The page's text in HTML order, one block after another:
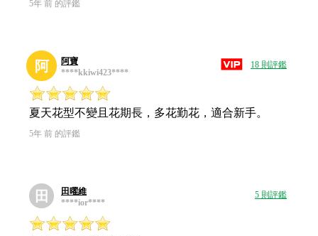
5年 前 的評鑑
阿
阿寶
****kkiwi423****
18 則評鑑
夏天花型不變且花期長，多花勤花，適合新手。
5年 前 的評鑑
田
田曜維
****ior****
5 則評鑑